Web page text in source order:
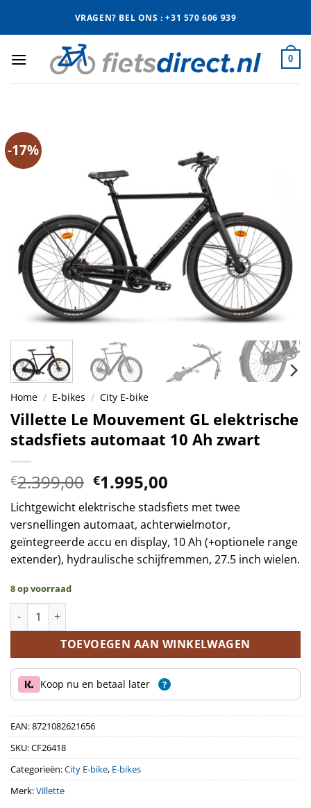
VRAGEN? BEL ONS : +31 570 606 939
0
-17%
Home / E-bikes / City E-bike
Villette Le Mouvement GL elektrische
stadsfiets automaat 10 Ah zwart
€2.399,00 Oorspronkelijke
prijs
was:
€2.399,00.
€1.995,00
prijs
is:
€1.995,00.
Lichtgewicht elektrische stadsfiets met twee
versnellingen automaat, achterwielmotor,
geïntegreerde accu en display, 10 Ah (+optionele range
extender), hydraulische schijfremmen, 27.5 inch wielen.
8 op voorraad
Villette Le Mouvement GL elektrische stadsfiets automaat 10
TOEVOEGEN AAN WINKELWAGEN
Koop nu en betaal later ?
EAN:8721082621656
SKU:CF26418
Categorieën:City E-bike, E-bikes
Merk:Villette